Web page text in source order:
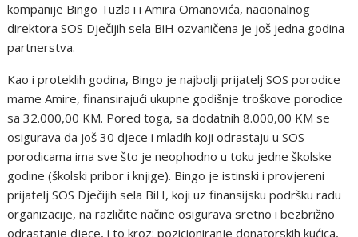
kompanije Bingo Tuzla i i Amira Omanovića, nacionalnog
direktora SOS Dječijih sela BiH ozvaničena je još jedna godina
partnerstva.
Kao i proteklih godina, Bingo je najbolji prijatelj SOS porodice
mame Amire, finansirajući ukupne godišnje troškove porodice
sa 32.000,00 KM. Pored toga, sa dodatnih 8.000,00 KM se
osigurava da još 30 djece i mladih koji odrastaju u SOS
porodicama ima sve što je neophodno u toku jedne školske
godine (školski pribor i knjige). Bingo je istinski i provjereni
prijatelj SOS Dječijih sela BiH, koji uz finansijsku podršku radu
organizacije, na različite načine osigurava sretno i bezbrižno
odrastanje djece, i to kroz: pozicioniranje donatorskih kućica,